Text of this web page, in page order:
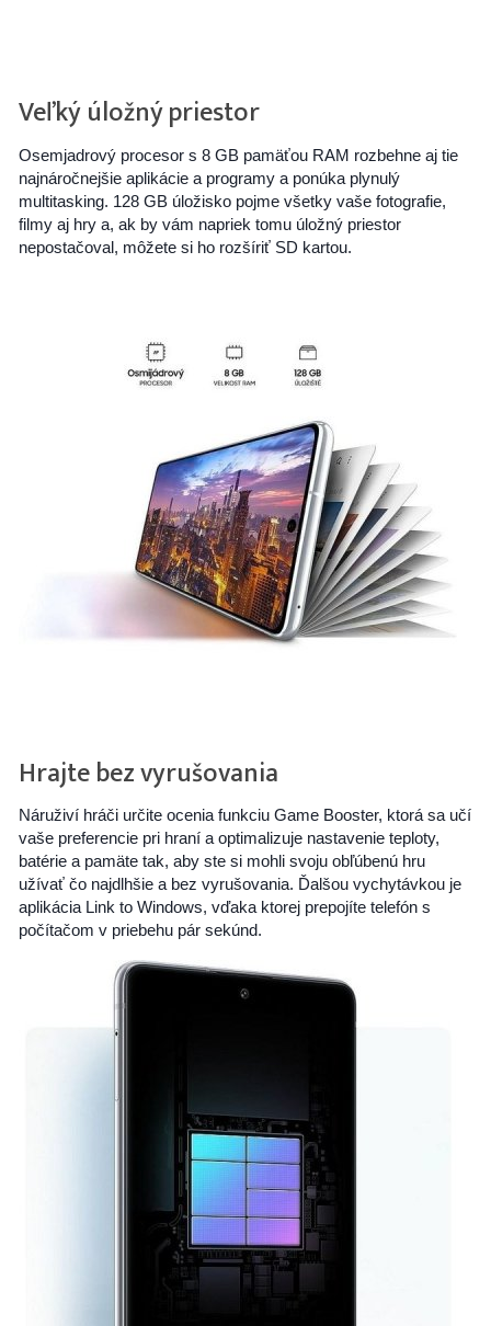
Veľký úložný priestor
Osemjadrový procesor s 8 GB pamäťou RAM rozbehne aj tie
najnáročnejšie aplikácie a programy a ponúka plynulý
multitasking. 128 GB úložisko pojme všetky vaše fotografie,
filmy aj hry a, ak by vám napriek tomu úložný priestor
nepostačoval, môžete si ho rozšíriť SD kartou.
Hrajte bez vyrušovania
Náruživí hráči určite ocenia funkciu Game Booster, ktorá sa učí
vaše preferencie pri hraní a optimalizuje nastavenie teploty,
batérie a pamäte tak, aby ste si mohli svoju obľúbenú hru
užívať čo najdlhšie a bez vyrušovania. Ďalšou vychytávkou je
aplikácia Link to Windows, vďaka ktorej prepojíte telefón s
počítačom v priebehu pár sekúnd.